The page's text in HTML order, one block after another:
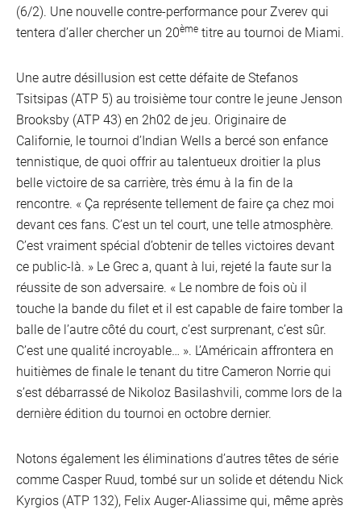
(6/2). Une nouvelle contre-performance pour Zverev qui
tentera d’aller chercher un 20ème titre au tournoi de Miami.
Une autre désillusion est cette défaite de Stefanos
Tsitsipas (ATP 5) au troisième tour contre le jeune Jenson
Brooksby (ATP 43) en 2h02 de jeu. Originaire de
Californie, le tournoi d’Indian Wells a bercé son enfance
tennistique, de quoi offrir au talentueux droitier la plus
belle victoire de sa carrière, très ému à la fin de la
rencontre. « Ça représente tellement de faire ça chez moi
devant ces fans. C’est un tel court, une telle atmosphère.
C’est vraiment spécial d’obtenir de telles victoires devant
ce public-là. » Le Grec a, quant à lui, rejeté la faute sur la
réussite de son adversaire. « Le nombre de fois où il
touche la bande du filet et il est capable de faire tomber la
balle de l’autre côté du court, c’est surprenant, c’est sûr.
C’est une qualité incroyable… ». L’Américain affrontera en
huitièmes de finale le tenant du titre Cameron Norrie qui
s’est débarrassé de Nikoloz Basilashvili, comme lors de la
dernière édition du tournoi en octobre dernier.
Notons également les éliminations d’autres têtes de série
comme Casper Ruud, tombé sur un solide et détendu Nick
Kyrgios (ATP 132), Felix Auger-Aliassime qui, même après